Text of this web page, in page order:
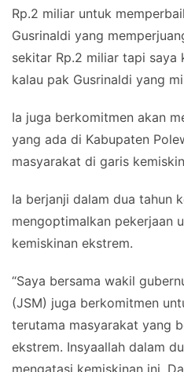
Rp.2 miliar untuk
Gusrinaldi yang
sekitar Rp.2 miliar tapi saya
kalau pak Gusrinaldi yang
Ia juga berkomitmen akan
yang ada di Kabupaten
masyarakat di garis
Ia berjanji dalam dua tahun
mengoptimalkan pekerjaan
kemiskinan ekstrem.
“Saya bersama wakil
(JSM) juga berkomitmen
terutama masyarakat yang
ekstrem. Insyaallah dalam
mengatasi kemiskinan ini.